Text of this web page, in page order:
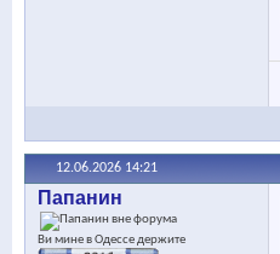
12.06.2026 14:21
Папанин
Ви мине в Одессе держите